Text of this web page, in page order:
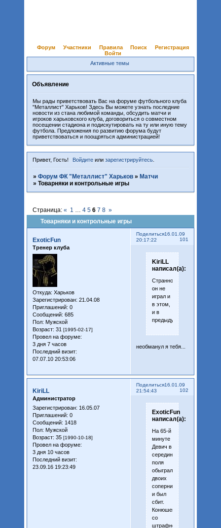
Форум Участники Правила Поиск
Регистрация
Войти
Активные темы
Объявление
Мы рады приветствовать Вас на форуме футбольного клуба
"Металлист" Харьков! Здесь Вы можете узнать последние
новости из стана любимой команды, обсудить матчи и
игроков харьковского клуба, договориться о совместном
посещении стадиона и подискутировать на ту или иную тему
футбола. Предложения по развитию форума будут
приветствоваться и поощряться администрацией!
Привет, Гость! Войдите илизарегистрируйтесь
» Форум ФК "Металлист" Харьков » Матчи
» Товарняки и контрольные игры
Товарняки и контрольные игры
Страница: « 1 … 4 5 6 7 8 »
Поделиться
101
16.01.09
20:17:22
ExoticFun
Тренер клуба
Откуда: Харьков
Зарегистрирован: 21.04.08
Приглашений: 0
Сообщений: 685
Пол: Мужской
Возраст: 31 [1995-02-17]
Провел на форуме:
3 дня 7 часов
Последний визит:
07.07.10 20:53:06
KiriLL
написал(а):
Странно,
он не
играл и
в этом,
и в
предыдущем...
необманул я тебя...
Поделиться
102
16.01.09
21:54:43
KiriLL
Администратор
Зарегистрирован: 16.05.07
Приглашений: 0
Сообщений: 1418
Пол: Мужской
Возраст: 35 [1990-10-18]
Провел на форуме:
3 дня 10 часов
Последний визит:
23.09.16 19:23:49
ExoticFun
написал(а):
На 65-й
минуте
Девич в
середине
поля
обыграл
двоих
соперников
и был
сбит.
Конюшенко
со
штрафного